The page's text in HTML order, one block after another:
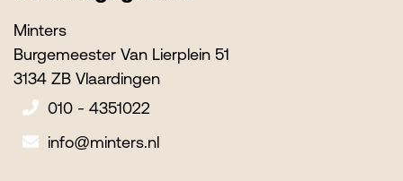
Minters
Burgemeester Van Lierplein 51
3134 ZB Vlaardingen
010 - 4351022
info@minters.nl